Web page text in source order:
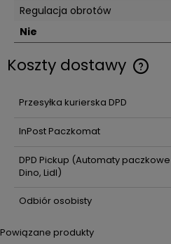
Regulacja obrotów
Nie
Koszty dostawy
Cena nie zawiera ewentualnych
Przesyłka kurierska DPD
InPost Paczkomat
DPD Pickup (Automaty paczkowe
Dino, Lidl)
Odbiór osobisty
Powiązane produkty